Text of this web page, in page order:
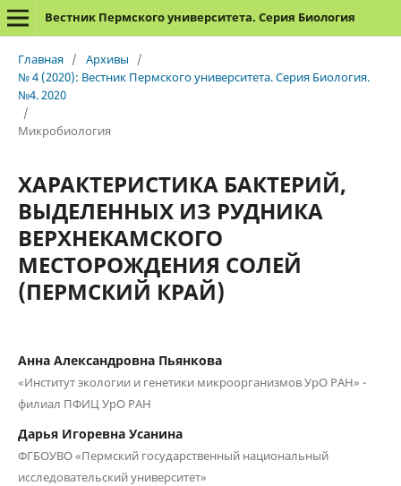
Вестник Пермского университета. Серия Биология
Главная / Архивы
/
№ 4 (2020): Вестник Пермского университета. Серия Биология.
№4. 2020
/
Микробиология
ХАРАКТЕРИСТИКА БАКТЕРИЙ,
ВЫДЕЛЕННЫХ ИЗ РУДНИКА
ВЕРХНЕКАМСКОГО
МЕСТОРОЖДЕНИЯ СОЛЕЙ
(ПЕРМСКИЙ КРАЙ)
Анна Александровна Пьянкова
«Институт экологии и генетики микроорганизмов УрО РАН» -
филиал ПФИЦ УрО РАН
Дарья Игоревна Усанина
ФГБОУВО «Пермский государственный национальный
исследовательский университет»